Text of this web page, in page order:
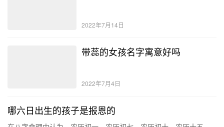
2022年7月14日
带蕊的女孩名字寓意好吗
2022年7月4日
哪六日出生的孩子是报恩的